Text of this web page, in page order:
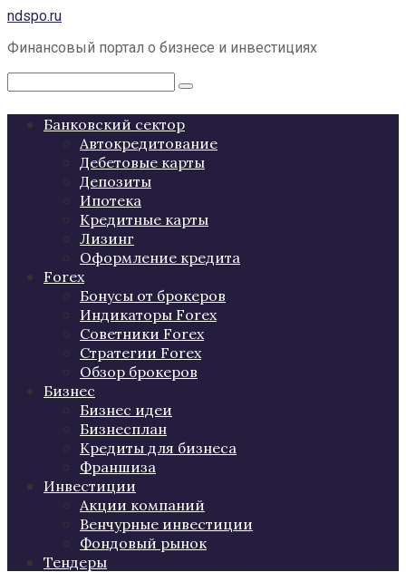
Перейти
контенту
ndspo.ru
Финансовый портал о бизнесе и инвестициях
Поиск:
Банковский сектор
Автокредитование
Дебетовые карты
Депозиты
Ипотека
Кредитные карты
Лизинг
Оформление кредита
Forex
Бонусы от брокеров
Индикаторы Forex
Советники Forex
Стратегии Forex
Обзор брокеров
Бизнес
Бизнес идеи
Бизнесплан
Кредиты для бизнеса
Франшиза
Инвестиции
Акции компаний
Венчурные инвестиции
Фондовый рынок
Тендеры